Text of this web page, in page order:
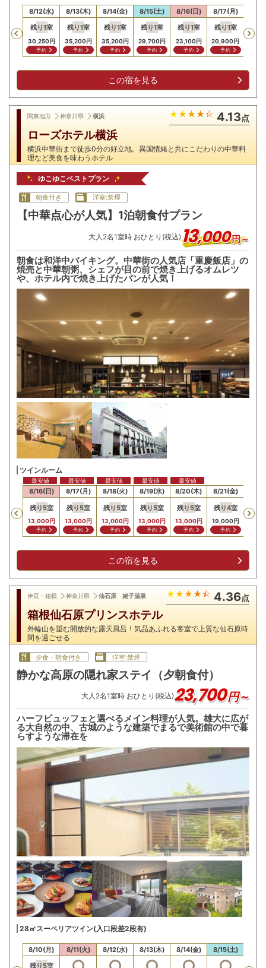
Previous
8/12(水)
残り1室
30,250円
予約
8/13(木)
残り1室
35,200円
予約
8/14(金)
残り1室
35,200円
予約
8/15(土)
残り1室
29,700円
予約
8/16(日)
残り1室
23,100円
予約
8/17(月)
残り1室
20,900円
予約
残り
この宿を見る
関東地方 神奈川県 横浜 4.13点
ローズホテル横浜
横浜中華街まで徒歩0分の好立地。異国情緒と共にこだわりの中華料
理など美食を味わうホテル
ゆこゆこベストプラン
朝食付き 洋室:禁煙
【中華点心が人気】1泊朝食付プラン
大人 2名1室時 おひとり(税込)13,000円～
朝食は和洋中バイキング。中華街の人気店「重慶飯店」の
焼売と中華朝粥、シェフが目の前で焼き上げるオムレツ
や、ホテル内で焼き上げたパンが人気！
ツインルーム
Previous
8/16(日)
残り 5室
13,000円
予約
最安値
8/17(月)
残り 5室
13,000円
予約
最安値
8/18(火)
残り 5室
13,000円
予約
最安値
8/19(水)
残り 5室
13,000円
予約
最安値
8/20(木)
残り 5室
13,000円
予約
最安値
8/21(金)
残り4室
19,000円
予約
残り
この宿を見る
伊豆・箱根 神奈川県 仙石原 姥子温泉 4.36点
箱根仙石原プリンスホテル
外輪山を望む開放的な露天風呂！気品あふれる客室で上質な仙石原時
間を過ごせる
夕食・朝食付き 洋室:禁煙
静かな高原の隠れ家ステイ（夕朝食付）
大人 2名1室時 おひとり(税込)23,700円～
ハーフビュッフェと選べるメイン料理が人気。雄大に広が
る大自然の中、古城のような建築でまるで美術館の中で暮
らすような滞在を
28㎡スーペリアツイン(入口段差2段有)
8/10(月)
残り 5室
8/11(火) 8/12(水) 8/13(木) 8/14(金) 8/15(土)